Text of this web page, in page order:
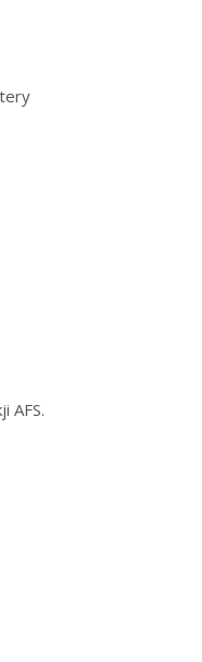
AFS.